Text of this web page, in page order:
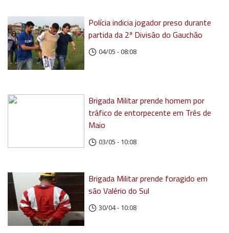
Polícia indicia jogador preso durante
partida da 2ª Divisão do Gauchão
04/05 - 08:08
Brigada Militar prende homem por
tráfico de entorpecente em Três de
Maio
03/05 - 10:08
Brigada Militar prende foragido em
são Valério do Sul
30/04 - 10:08